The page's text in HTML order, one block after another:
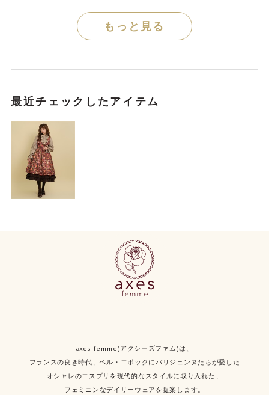
もっと見る
最近チェックしたアイテム
axes femme(アクシーズファム)は、
フランスの良き時代、ベル・エポックにパリジェンヌたちが愛した
オシャレのエスプリを現代的なスタイルに取り入れた、
フェミニンなデイリーウェアを提案します。